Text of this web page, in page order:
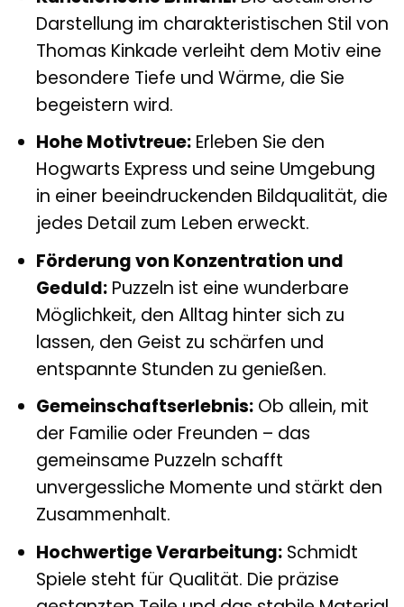
Darstellung im charakteristischen Stil von
Thomas Kinkade verleiht dem Motiv eine
besondere Tiefe und Wärme, die Sie
begeistern wird.
Hohe Motivtreue:Erleben Sie den
Hogwarts Express und seine Umgebung
in einer beeindruckenden Bildqualität, die
jedes Detail zum Leben erweckt.
Förderung von Konzentration und
Geduld:Puzzeln ist eine wunderbare
Möglichkeit, den Alltag hinter sich zu
lassen, den Geist zu schärfen und
entspannte Stunden zu genießen.
Gemeinschaftserlebnis:Ob allein, mit
der Familie oder Freunden – das
gemeinsame Puzzeln schafft
unvergessliche Momente und stärkt den
Zusammenhalt.
Hochwertige Verarbeitung:Schmidt
Spiele steht für Qualität. Die präzise